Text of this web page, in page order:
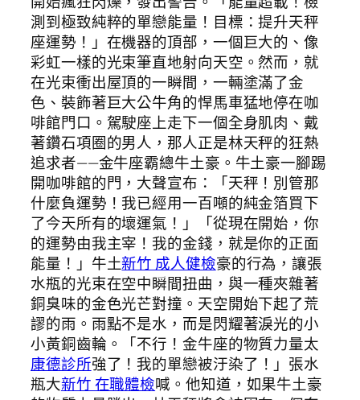
測到極致純粹的單戀能量！目標：提升天秤
座運勢！」在機器的頂部，一個巨大的、像
彩虹一樣的光束筆直地射向天空。然而，就
在光束衝出屋頂的一瞬間，一輛塗滿了金
色、裝飾著巨大公牛角的悍馬車猛地停在咖
啡館門口。駕駛座上走下一個全身肌肉、戴
著鑽石項圈的男人，那人正是林天秤的狂熱
追求者——金牛座霸總牛土豪。牛土豪一腳踢
開咖啡館的門，大聲宣布：「天秤！別管那
什麼負運勢！我已經用一百噸的純金箔買下
了今天所有的壞運氣！」「從現在開始，你
的運勢由我主宰！我的金錢，就是你的正面
能量！」牛土新竹 成人健檢豪的行為，讓張
水瓶的光束在空中瞬間扭曲，與一種夾雜著
銅臭味的金色光芒對撞。天空開始下起了荒
謬的雨。雨點不是水，而是閃耀著淚光的小
小黃銅齒輪。「不行！金牛座的物質力量太
康德診所強了！我的單戀被汙染了！」張水
瓶大新竹 在職體檢喊。他知道，如果牛土豪